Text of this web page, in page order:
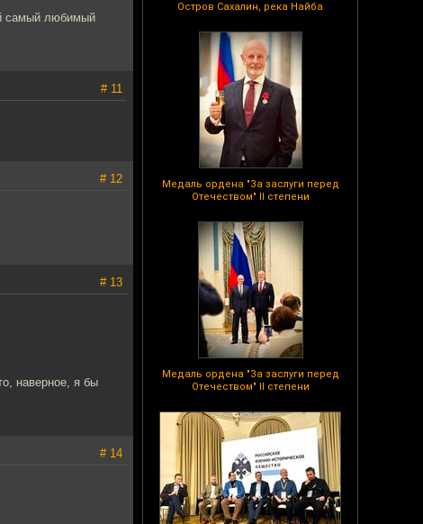
Остров Сахалин, река Найба
Медаль ордена "За заслуги перед
Отечеством" II степени
Медаль ордена "За заслуги перед
Отечеством" II степени
самый любимый
# 11
# 12
# 13
наверное, я бы
# 14